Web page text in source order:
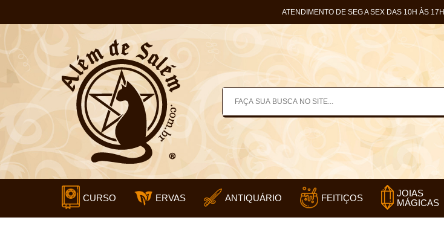
ATENDIMENTO DE SEG A SEX DAS 10H ÀS 17H
CURSO ERVAS ANTIQUÁRIO FEITIÇOS
JOIAS
MÁGICAS